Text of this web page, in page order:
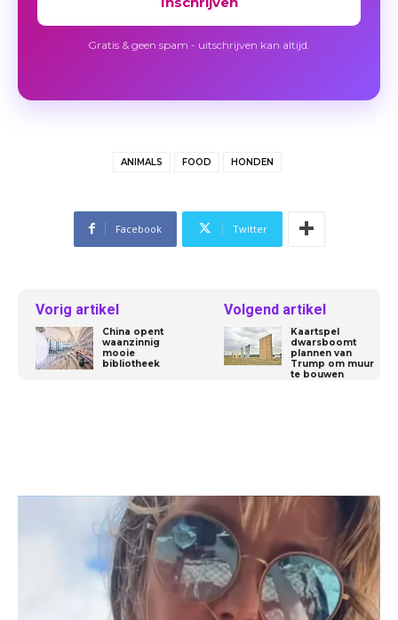
Gratis & geen spam - uitschrijven kan altijd.
ANIMALS FOOD HONDEN
Facebook Twitter
Vorig artikel
China opent
waanzinnig
mooie
bibliotheek
Volgend artikel
Kaartspel
dwarsboomt
plannen van
Trump om muur
te bouwen